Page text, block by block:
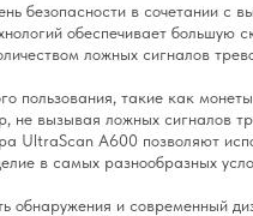
безопасности в сочетании с
обеспечивает большую
ложных сигналов
пользования, такие как
не вызывая ложных сигналов
UltraScan A600 позволяют
в самых разнообразных
обнаружения и современный